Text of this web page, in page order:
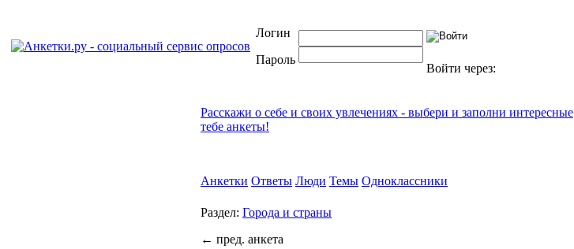
Логин
Пароль
Войти через:
Расскажи о себе и своих увлечениях - выбери и заполни интересные
тебе анкеты!
Анкетки Ответы Люди Темы Одноклассники
Раздел: Города и страны
← пред. анкета